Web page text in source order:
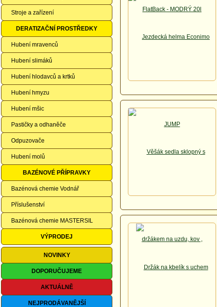
Stroje a zařízení
DERATIZAČNÍ PROSTŘEDKY
Hubení mravenců
Hubení slimáků
Hubení hlodavců a krtků
Hubení hmyzu
Hubení mšic
Pastičky a odhaněče
Odpuzovače
Hubení molů
BAZÉNOVÉ PŘÍPRAVKY
Bazénová chemie Vodnář
Příslušenství
Bazénová chemie MASTERSIL
VÝPRODEJ
NOVINKY
DOPORUČUJEME
AKTUÁLNĚ
NEJPRODÁVANĚJŠÍ